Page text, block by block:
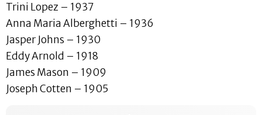
Trini Lopez – 1937
Anna Maria Alberghetti – 1936
Jasper Johns – 1930
Eddy Arnold – 1918
James Mason – 1909
Joseph Cotten – 1905